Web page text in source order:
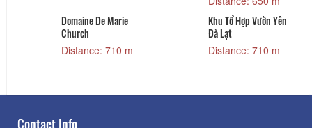
Distance: 650 m
Phim Trường 3D World
Dalat
Distance: 650 m
Domaine De Marie
Khu Tổ Hợp Vườn Yên